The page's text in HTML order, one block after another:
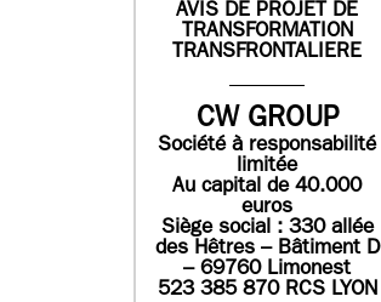
AVIS DE PROJET DE
TRANSFORMATION
TRANSFRONTALIERE
CW GROUP
Société à responsabilité
limitée
Au capital de 40.000
euros
Siège social : 330 allée
des Hêtres – Bâtiment D
– 69760 Limonest
523 385 870 RCS LYON